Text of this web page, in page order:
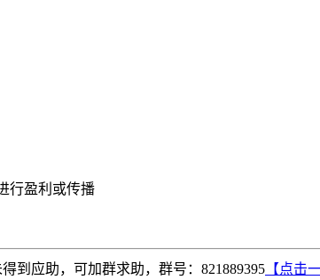
行盈利或传播
到应助，可加群求助，群号：821889395 【点击